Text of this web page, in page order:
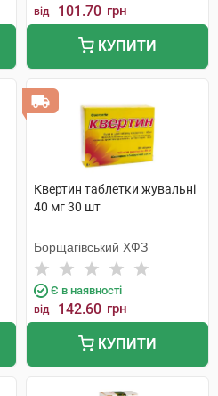
від 101.70 грн
КУПИТИ
Квертин таблетки жувальні
40 мг 30 шт
Борщагівський ХФЗ
Є в наявності
від 142.60 грн
КУПИТИ